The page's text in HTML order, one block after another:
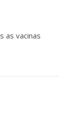
as vacinas